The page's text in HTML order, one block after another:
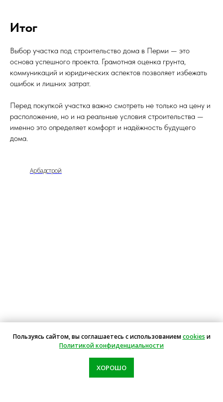
Итог
Выбор участка под строительство дома в Перми — это
основа успешного проекта. Грамотная оценка грунта,
коммуникаций и юридических аспектов позволяет избежать
ошибок и лишних затрат.
Перед покупкой участка важно смотреть не только на цену и
расположение, но и на реальные условия строительства —
именно это определяет комфорт и надёжность будущего
дома.
Арбадстрой
Пользуясь сайтом, вы соглашаетесь с использованиемcookies и
Политикой конфиденциальности
ХОРОШО